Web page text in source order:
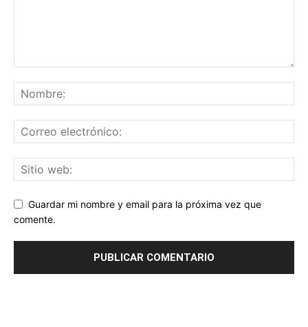
Guardar mi nombre y email para la próxima vez que
comente.